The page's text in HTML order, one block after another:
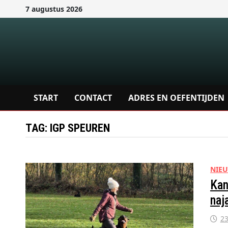
naar
7 augustus 2026
START CONTACT ADRES EN OEFENTIJDEN
TAG: IGP SPEUREN